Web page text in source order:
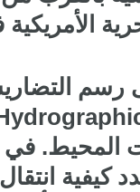
رسم
المحيط.
كيفية